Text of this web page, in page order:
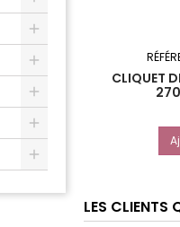
CLIQUET
LES CLIENTS